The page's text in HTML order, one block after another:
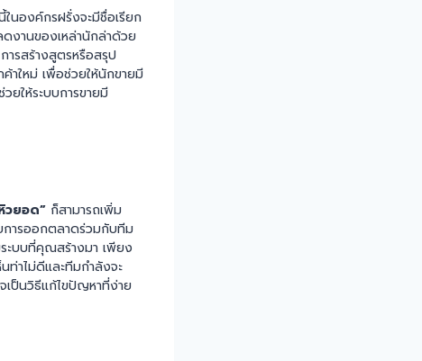
นองค์กรฝรั่งจะมีชื่อเรียก
งานของเหล่านักล่าด้วย
ารสร้างสูตรหรือสรุป
าใหม่ เพื่อช่วยให้นักขายมี
ยให้ระบบการขายมี
วยอด” ก็สามารถเพิ่ม
การออกตลาดร่วมกับทีม
ระบบที่คุณสร้างมา เพียง
ท่าไม่ดีและทีมกำลังจะ
เป็นวิธีแก้ไขปัญหาที่ง่าย